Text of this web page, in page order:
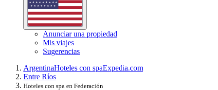
Anunciar una propiedad
Mis viajes
Sugerencias
ArgentinaHoteles con spaExpedia.com
Entre Ríos
Hoteles con spa en Federación